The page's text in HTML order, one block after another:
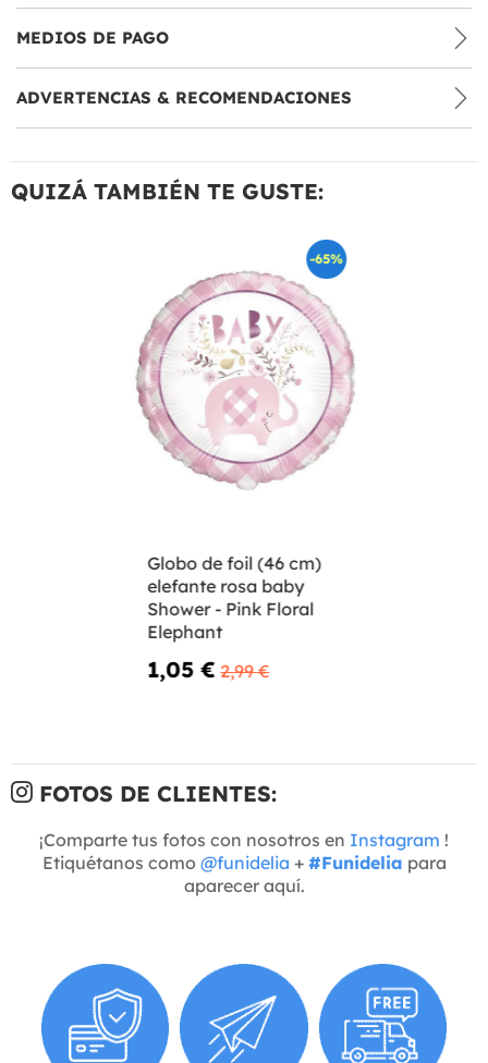
MEDIOS DE PAGO
ADVERTENCIAS & RECOMENDACIONES
QUIZÁ TAMBIÉN TE GUSTE:
-65%
Globo de foil (46 cm)
elefante rosa baby
Shower - Pink Floral
Elephant
1,05 € 2,99 €
FOTOS DE CLIENTES:
¡Comparte tus fotos con nosotros en Instagram !
Etiquétanos como @funidelia + #Funidelia para
aparecer aquí.